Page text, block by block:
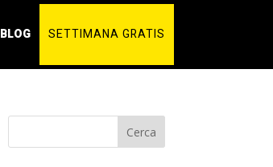
BLOG SETTIMANA GRATIS
Cerca